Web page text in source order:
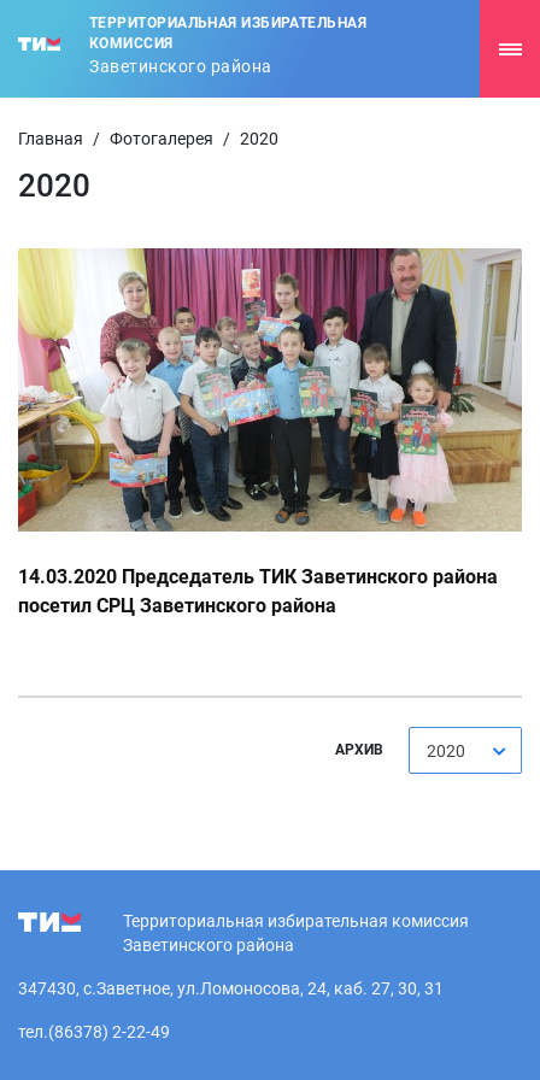
ТЕРРИТОРИАЛЬНАЯ ИЗБИРАТЕЛЬНАЯ
КОМИССИЯ
Заветинского района
Главная / Фотогалерея / 2020
2020
14.03.2020 Председатель ТИК Заветинского района
посетил СРЦ Заветинского района
АРХИВ 2020
Территориальная избирательная комиссия
Заветинского района
347430, с.Заветное, ул.Ломоносова, 24, каб. 27, 30, 31
тел.(86378) 2-22-49